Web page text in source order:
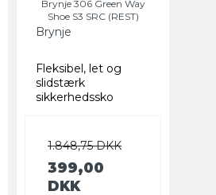
Brynje 306 Green Way
Shoe S3 SRC (REST)
Brynje
Fleksibel, let og
slidstærk
sikkerhedssko
1.848,75 DKK
399,00
DKK